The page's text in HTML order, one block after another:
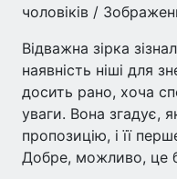
чоловіків /
Відважна зірка
наявність ніші для
досить рано, хоча
уваги. Вона згадує,
пропозицію, і її
Добре, можливо, це